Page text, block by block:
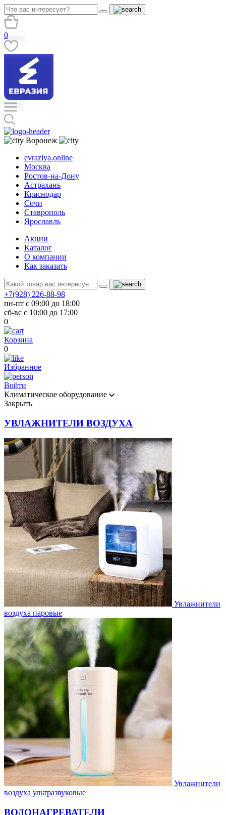
0
Воронеж
evraziya.online
Москва
Ростов-на-Дону
Астрахань
Краснодар
Сочи
Ставрополь
Ярославль
Акции
Каталог
О компании
Как заказать
+7(928) 226-88-98
пн-пт с 09:00 до 18:00
сб-вс с 10:00 до 17:00
0
Корзина
0
Избранное
Войти
Климатическое оборудование
Закрыть
УВЛАЖНИТЕЛИ ВОЗДУХА
Увлажнители
воздуха паровые
Увлажнители
воздуха ультразвуковые
ВОДОНАГРЕВАТЕЛИ